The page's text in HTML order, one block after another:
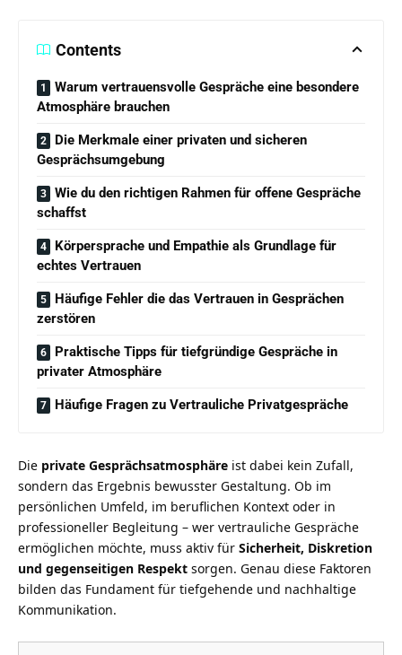
Contents
Warum vertrauensvolle Gespräche eine besondere
Atmosphäre brauchen
Die Merkmale einer privaten und sicheren
Gesprächsumgebung
Wie du den richtigen Rahmen für offene Gespräche
schaffst
Körpersprache und Empathie als Grundlage für
echtes Vertrauen
Häufige Fehler die das Vertrauen in Gesprächen
zerstören
Praktische Tipps für tiefgründige Gespräche in
privater Atmosphäre
Häufige Fragen zu Vertrauliche Privatgespräche
Die private Gesprächsatmosphäre ist dabei kein Zufall,
sondern das Ergebnis bewusster Gestaltung. Ob im
persönlichen Umfeld, im beruflichen Kontext oder in
professioneller Begleitung – wer vertrauliche Gespräche
ermöglichen möchte, muss aktiv für Sicherheit, Diskretion
und gegenseitigen Respekt sorgen. Genau diese Faktoren
bilden das Fundament für tiefgehende und nachhaltige
Kommunikation.